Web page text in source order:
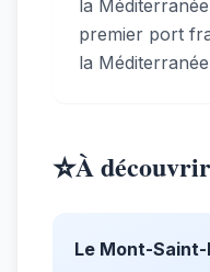
la
premier port
la
⭐À
Le Mont-